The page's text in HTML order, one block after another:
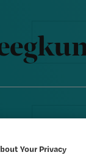
Your Privacy